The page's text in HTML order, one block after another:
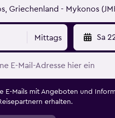
Mittags Sa
E-Mails mit Angeboten und
erhalten.